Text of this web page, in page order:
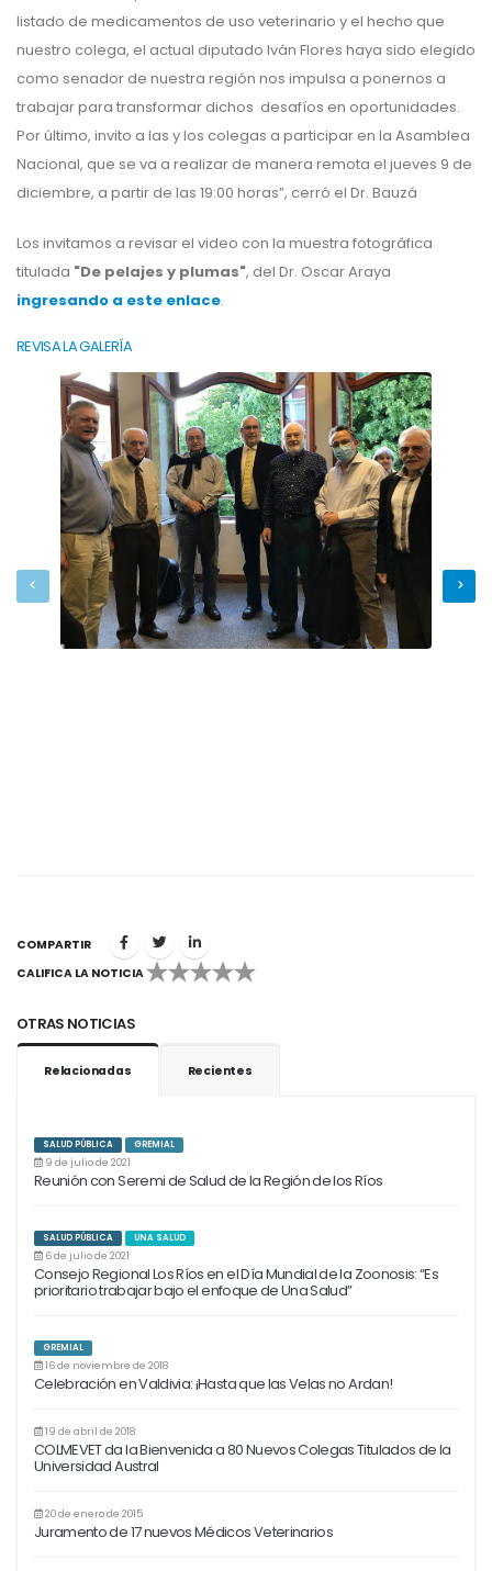
listado de medicamentos de uso veterinario y el hecho que
nuestro colega, el actual diputado Iván Flores haya sido elegido
como senador de nuestra región nos impulsa a ponernos a
trabajar para transformar dichos desafíos en oportunidades.
Por último, invito a las y los colegas a participar en la Asamblea
Nacional, que se va a realizar de manera remota el jueves 9 de
diciembre, a partir de las 19:00 horas”, cerró el Dr. Bauzá
Los invitamos a revisar el video con la muestra fotográfica
titulada "De pelajes y plumas", del Dr. Oscar Araya
ingresando a este enlace.
REVISA LA GALERÍA
COMPARTIR
CALIFICA LA NOTICIA
1 2 3 4 5
OTRAS NOTICIAS
Relacionadas Recientes
SALUD PÚBLICA GREMIAL
9 de julio de 2021
Reunión con Seremi de Salud de la Región de los Ríos
SALUD PÚBLICA UNA SALUD
6 de julio de 2021
Consejo Regional Los Ríos en el Día Mundial de la Zoonosis: “Es
prioritario trabajar bajo el enfoque de Una Salud”
GREMIAL
16 de noviembre de 2018
Celebración en Valdivia: ¡Hasta que las Velas no Ardan!
19 de abril de 2018
COLMEVET da la Bienvenida a 80 Nuevos Colegas Titulados de la
Universidad Austral
20 de enero de 2015
Juramento de 17 nuevos Médicos Veterinarios